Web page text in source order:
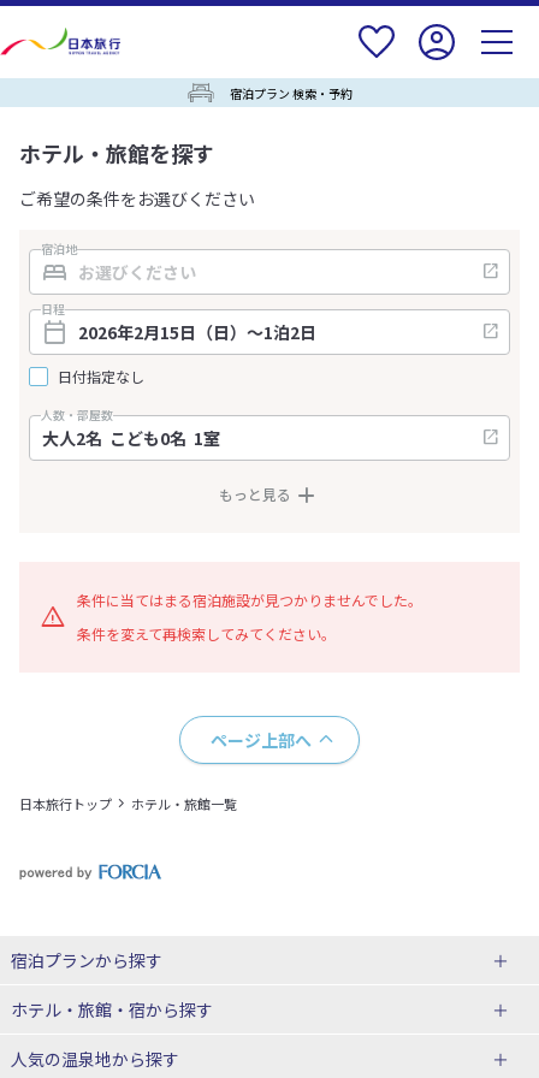
宿泊プラン 検索・予約
ホテル・旅館を探す
ご希望の条件をお選びください
宿泊地
日程
日付指定なし
人数・部屋数
もっと見る
条件に当てはまる宿泊施設が見つかりませんでした。
条件を変えて再検索してみてください。
ページ上部へ
日本旅行トップ ホテル・旅館一覧
宿泊プランから探す
北海道
東北
ホテル・旅館・宿から探す
北海道ホテル・旅館
人気の温泉地から探す